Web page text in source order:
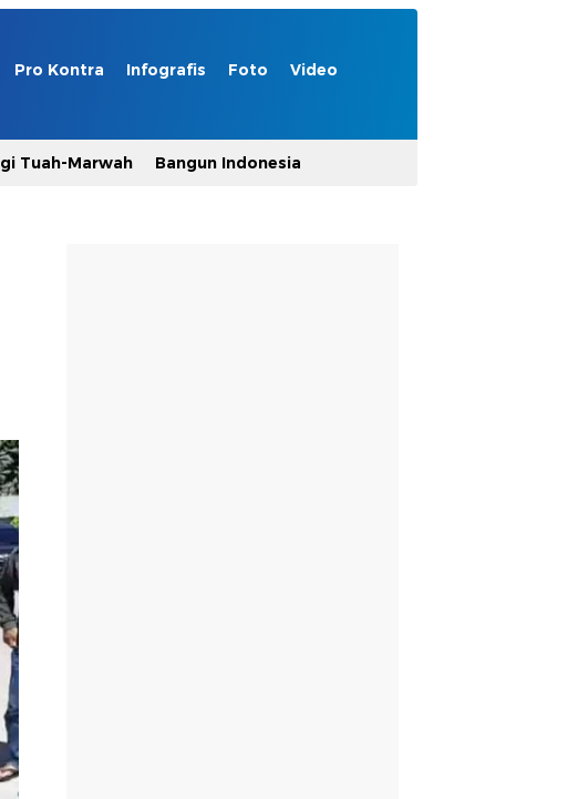
Pro Kontra Infografis Foto Video
Tuah-Marwah Bangun Indonesia